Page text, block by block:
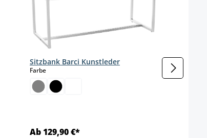
Sitzbank Barci Kunstleder
Farbeauswählen
Ab 129,90 €*